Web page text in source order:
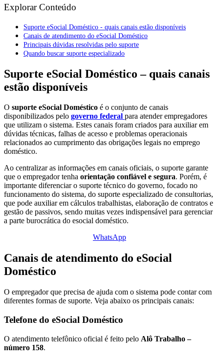
Explorar Conteúdo
Suporte eSocial Doméstico - quais canais estão disponíveis
Canais de atendimento do eSocial Doméstico
Principais dúvidas resolvidas pelo suporte
Quando buscar suporte especializado
Suporte eSocial Doméstico – quais canais
estão disponíveis
O suporte eSocial Doméstico é o conjunto de canais
disponibilizados pelo governo federal para atender empregadores
que utilizam o sistema. Estes canais foram criados para auxiliar em
dúvidas técnicas, falhas de acesso e problemas operacionais
relacionados ao cumprimento das obrigações legais no emprego
doméstico.
Ao centralizar as informações em canais oficiais, o suporte garante
que o empregador tenha orientação confiável e segura. Porém, é
importante diferenciar o suporte técnico do governo, focado no
funcionamento do sistema, do suporte especializado de consultorias,
que pode auxiliar em cálculos trabalhistas, elaboração de contratos e
gestão de passivos, sendo muitas vezes indispensável para gerenciar
a parte burocrática do esocial doméstico.
WhatsApp
Canais de atendimento do eSocial
Doméstico
O empregador que precisa de ajuda com o sistema pode contar com
diferentes formas de suporte. Veja abaixo os principais canais:
Telefone do eSocial Doméstico
O atendimento telefônico oficial é feito pelo Alô Trabalho –
número 158.